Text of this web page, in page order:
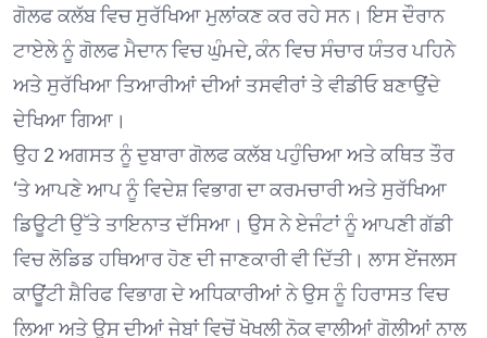
ਗੋਲਫ ਕਲੱਬ ਵਿਚ ਸੁਰੱਖਿਆ ਮੁਲਾਂਕਣ ਕਰ ਰਹੇ ਸਨ। ਇਸ ਦੌਰਾਨ
ਟਾਏਲੇ ਨੂੰ ਗੋਲਫ ਮੈਦਾਨ ਵਿਚ ਘੁੰਮਦੇ, ਕੰਨ ਵਿਚ ਸੰਚਾਰ ਯੰਤਰ ਪਹਿਨੇ
ਅਤੇ ਸੁਰੱਖਿਆ ਤਿਆਰੀਆਂ ਦੀਆਂ ਤਸਵੀਰਾਂ ਤੇ ਵੀਡੀਓ ਬਣਾਉਂਦੇ
ਦੇਖਿਆ ਗਿਆ।
ਉਹ 2 ਅਗਸਤ ਨੂੰ ਦੁਬਾਰਾ ਗੋਲਫ ਕਲੱਬ ਪਹੁੰਚਿਆ ਅਤੇ ਕਥਿਤ ਤੌਰ
‘ਤੇ ਆਪਣੇ ਆਪ ਨੂੰ ਵਿਦੇਸ਼ ਵਿਭਾਗ ਦਾ ਕਰਮਚਾਰੀ ਅਤੇ ਸੁਰੱਖਿਆ
ਡਿਊਟੀ ਉੱਤੇ ਤਾਇਨਾਤ ਦੱਸਿਆ। ਉਸ ਨੇ ਏਜੰਟਾਂ ਨੂੰ ਆਪਣੀ ਗੱਡੀ
ਵਿਚ ਲੋਡਿਡ ਹਥਿਆਰ ਹੋਣ ਦੀ ਜਾਣਕਾਰੀ ਵੀ ਦਿੱਤੀ। ਲਾਸ ਏਂਜਲਸ
ਕਾਊਂਟੀ ਸ਼ੈਰਿਫ ਵਿਭਾਗ ਦੇ ਅਧਿਕਾਰੀਆਂ ਨੇ ਉਸ ਨੂੰ ਹਿਰਾਸਤ ਵਿਚ
ਲਿਆ ਅਤੇ ਉਸ ਦੀਆਂ ਜੇਬਾਂ ਵਿਚੋਂ ਖੋਖਲੀ ਨੋਕ ਵਾਲੀਆਂ ਗੋਲੀਆਂ ਨਾਲ